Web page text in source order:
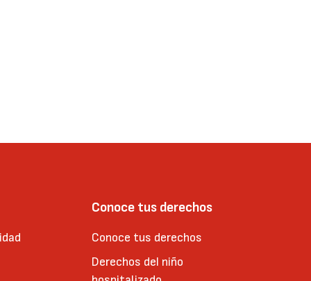
Conoce tus derechos
Conoce tus derechos
Derechos del niño